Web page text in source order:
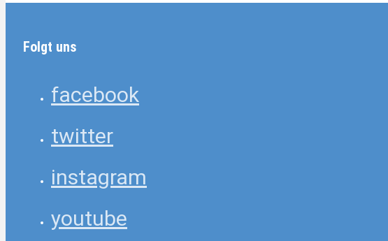
Folgt uns
facebook
twitter
instagram
youtube